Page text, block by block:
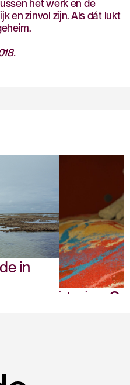
het werk en de
en zinvol zijn. Als dát lukt
in
interview
Pauline